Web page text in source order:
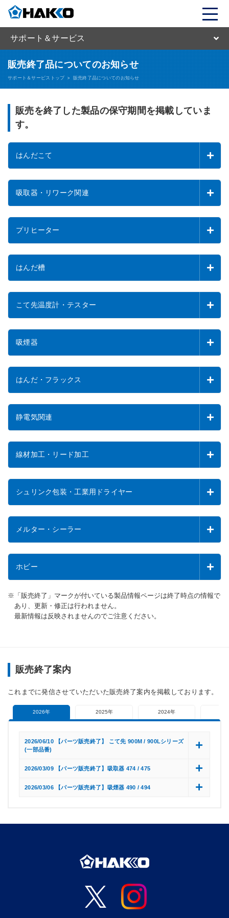
サポート＆サービス
販売終了品についてのお知らせ
サポート＆サービストップ > 販売終了品についてのお知らせ
販売を終了した製品の保守期間を掲載していま
す。
はんだこて
吸取器・リワーク関連
プリヒーター
はんだ槽
こて先温度計・テスター
吸煙器
はんだ・フラックス
静電気関連
線材加工・リード加工
シュリンク包装・工業用ドライヤー
メルター・シーラー
ホビー
「販売終了」マークが付いている製品情報ページは終了時点の情報で
あり、更新・修正は行われません。
最新情報は反映されませんのでご注意ください。
販売終了案内
これまでに発信させていただいた販売終了案内を掲載しております。
2026年 2025年 2024年
2026/06/10 【パーツ販売終了】 こて先 900M / 900Lシリーズ
(一部品番)
2026/03/09 【パーツ販売終了】吸取器 474 / 475
2026/03/06 【パーツ販売終了】吸煙器 490 / 494